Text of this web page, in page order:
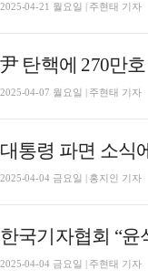
2025-04-21 월요일 | 주현태 기자
尹 탄핵에 270만
2025-04-07 월요일 | 주현태 기자
2025-04-04 금요일 | 홍지인 기자
한국기자협회 “윤
2025-04-04 금요일 | 주현태 기자